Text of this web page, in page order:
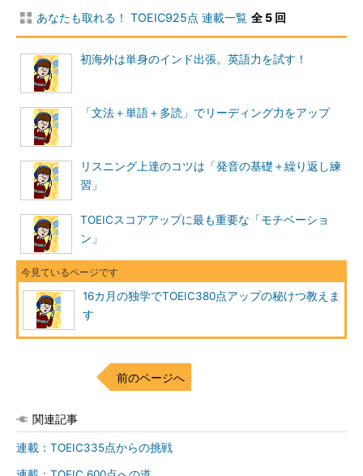
あなたも取れる！ TOEIC925点 連載一覧 全 5 回
初海外は単身のインド出張。英語力を試す！
「文法＋単語＋多読」でリーディング力をアップ
リスニング上達のコツは「発音の基礎＋繰り返し練
習」
TOEICスコアアップに最も重要な「モチベーショ
ン」
16カ月の独学でTOEIC380点アップの秘けつ教えま
す
前のページへ
関連記事
連載：TOEIC335点からの挑戦